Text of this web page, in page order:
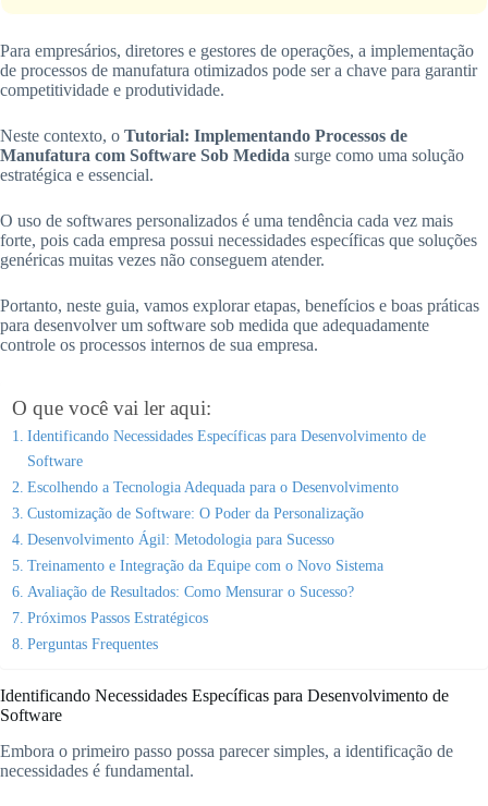
Para empresários, diretores e gestores de operações, a implementação
de processos de manufatura otimizados pode ser a chave para garantir
competitividade e produtividade.
Neste contexto, o Tutorial: Implementando Processos de
Manufatura com Software Sob Medida surge como uma solução
estratégica e essencial.
O uso de softwares personalizados é uma tendência cada vez mais
forte, pois cada empresa possui necessidades específicas que soluções
genéricas muitas vezes não conseguem atender.
Portanto, neste guia, vamos explorar etapas, benefícios e boas práticas
para desenvolver um software sob medida que adequadamente
controle os processos internos de sua empresa.
O que você vai ler aqui:
Identificando Necessidades Específicas para Desenvolvimento de
Software
Escolhendo a Tecnologia Adequada para o Desenvolvimento
Customização de Software: O Poder da Personalização
Desenvolvimento Ágil: Metodologia para Sucesso
Treinamento e Integração da Equipe com o Novo Sistema
Avaliação de Resultados: Como Mensurar o Sucesso?
Próximos Passos Estratégicos
Perguntas Frequentes
Identificando Necessidades Específicas para Desenvolvimento de
Software
Embora o primeiro passo possa parecer simples, a identificação de
necessidades é fundamental.